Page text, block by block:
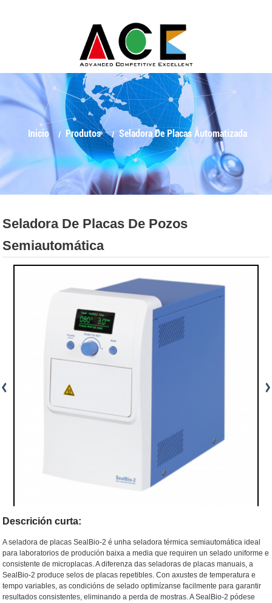
Inicio Produtos Seladora De Placas Automatizada
Seladora De Placas De Pozos
Semiautomática
Descrición curta:
A seladora de placas SealBio-2 é unha seladora térmica semiautomática ideal
para laboratorios de produción baixa a media que requiren un selado uniforme e
consistente de microplacas. A diferenza das seladoras de placas manuais, a
SealBio-2 produce selos de placas repetibles. Con axustes de temperatura e
tempo variables, as condicións de selado optimízanse facilmente para garantir
resultados consistentes, eliminando a perda de mostras. A SealBio-2 pódese